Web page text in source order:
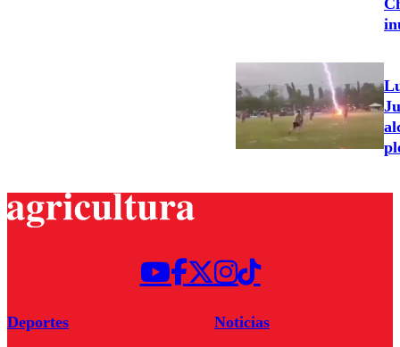
Deportes
Noticias